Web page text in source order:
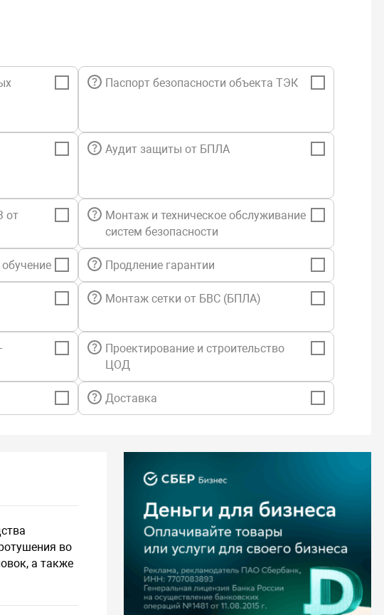
Паспорт безопасности объекта ТЭК
Аудит защиты от БПЛА
от
Монтаж и техническое обслуживание
систем безопасности
Продление гарантии
Монтаж сетки от БВС (БПЛА)
Проектирование и строительство
ЦОД
Доставка
во
а также